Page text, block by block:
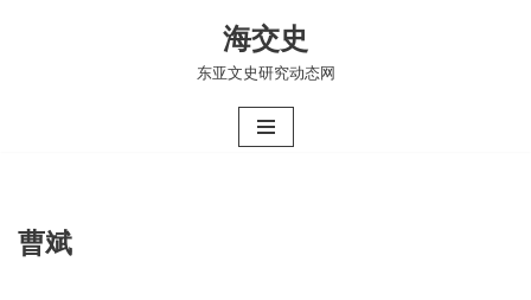
海交史
东亚文史研究动态网
曹斌